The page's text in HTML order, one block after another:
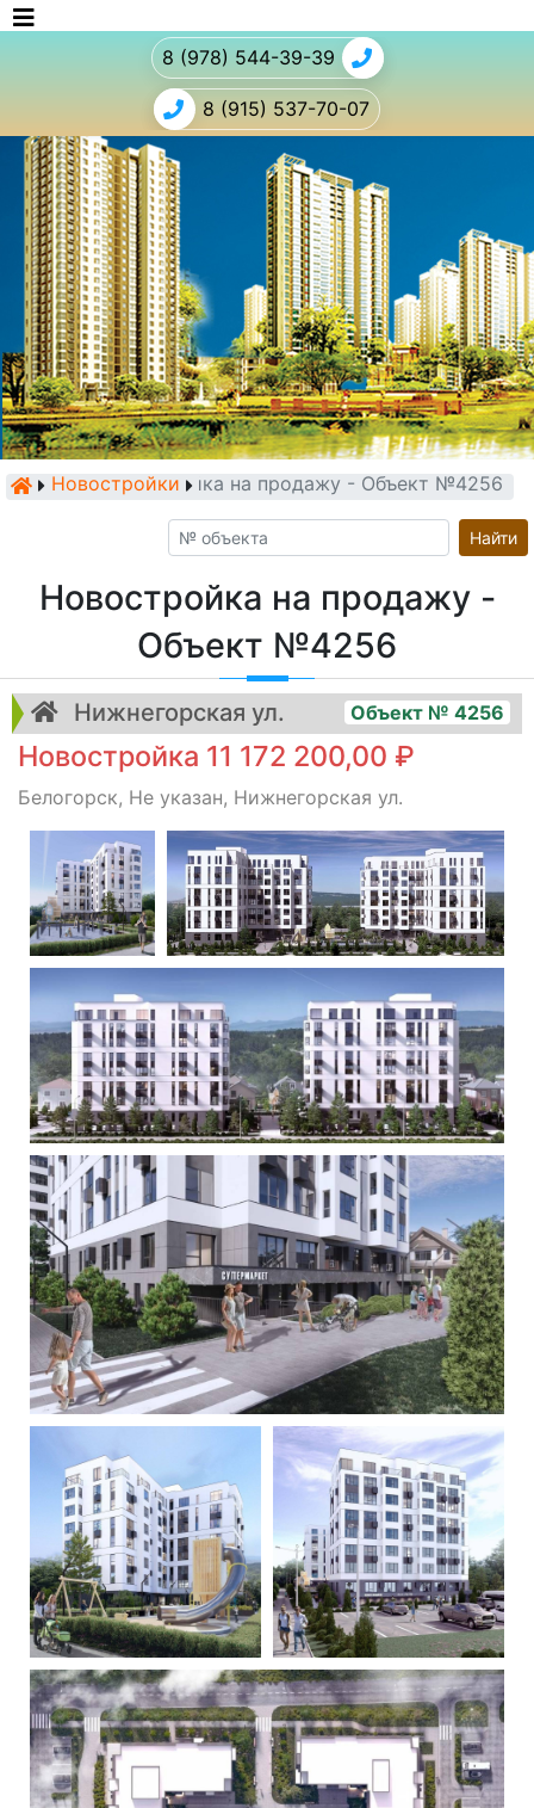
8 (978) 544-39-39
8 (915) 537-70-07
Новостройки
Новостройка на продажу - Объект №4256
Найти
Новостройка на продажу -
Объект №4256
Нижнегорская ул. Объект № 4256
Новостройка 11 172 200,00 ₽
Белогорск, Не указан, Нижнегорская ул.